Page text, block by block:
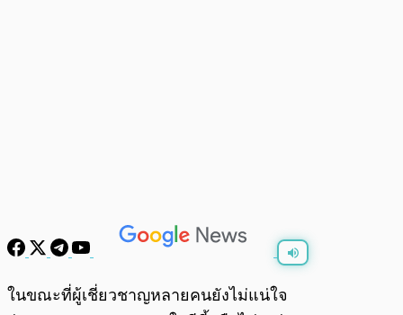
พร้อมเล่น
ในขณะที่ผู้เชี่ยวชาญหลายคนยังไม่แน่ใจ